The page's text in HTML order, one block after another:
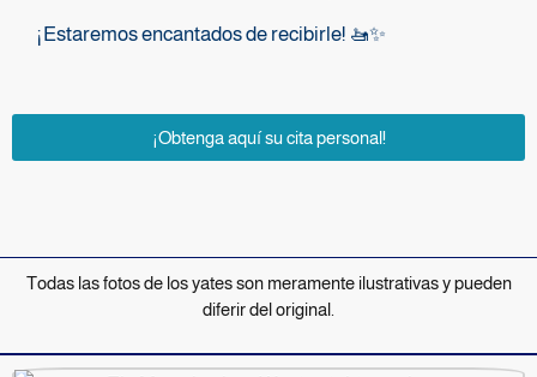
¡Estaremos encantados de recibirle! 🚤✨
¡Obtenga aquí su cita personal!
Todas las fotos de los yates son meramente ilustrativas y pueden
diferir del original.